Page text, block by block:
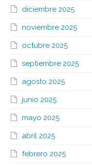
diciembre 2025
noviembre 2025
octubre 2025
septiembre 2025
agosto 2025
junio 2025
mayo 2025
abril 2025
febrero 2025